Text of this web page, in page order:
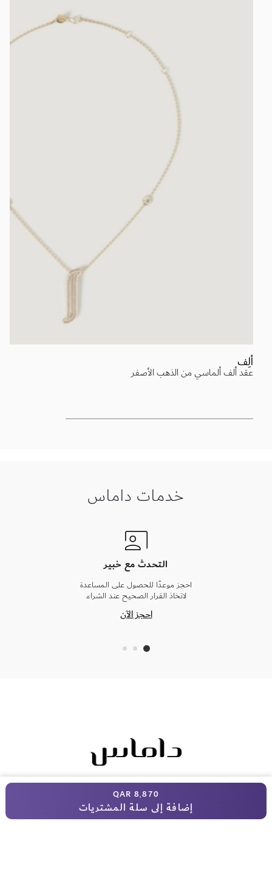
8٬870 QAR
إضافة إلى سلة المشتريات
ألِف
عقد ألف ألماسي من الذهب الأصفر
خدمات داماس
التحدث مع خبير
احجز موعدًا للحصول على المساعدة
لاتخاذ القرار الصحيح عند الشراء.
احجز الآن
المجوهرات شغفنا وإلهام المخيلة هدفنا.